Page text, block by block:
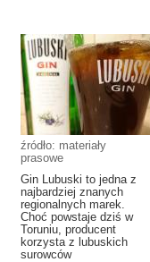
źródło: materiały
prasowe
Gin Lubuski to jedna z
najbardziej znanych
regionalnych marek.
Choć powstaje dziś w
Toruniu, producent
korzysta z lubuskich
surowców